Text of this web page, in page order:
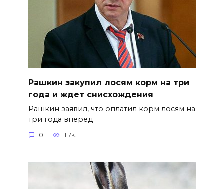
Рашкин закупил лосям корм на три
года и ждет снисхождения
Рашкин заявил, что оплатил корм лосям на
три года вперед
0 1.7k.